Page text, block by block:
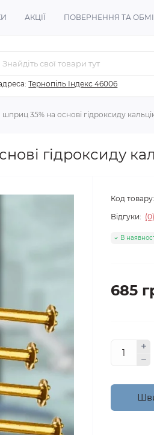
АКЦІЇ ПОВЕРНЕННЯ ТА
Тернопіль Індекс 46006
35% на основі гідроксиду
гідроксиду
Код товару:
Відгуки: (0)
В
685